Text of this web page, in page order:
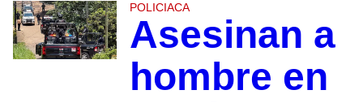
POLICIACA
Asesinan a
hombre en